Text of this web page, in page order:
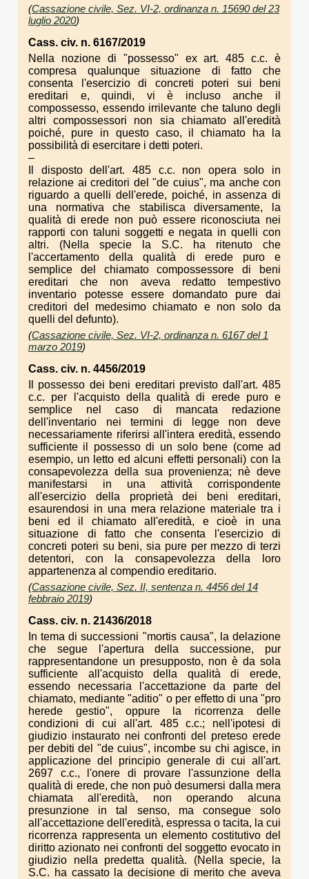
(Cassazione civile, Sez. VI-2, ordinanza n. 15690 del 23
luglio 2020)
Cass. civ. n. 6167/2019
Nella nozione di "possesso" ex art. 485 c.c. è
compresa qualunque situazione di fatto che
consenta l'esercizio di concreti poteri sui beni
ereditari e, quindi, vi è incluso anche il
compossesso, essendo irrilevante che taluno degli
altri compossessori non sia chiamato all'eredità
poiché, pure in questo caso, il chiamato ha la
possibilità di esercitare i detti poteri.
–
Il disposto dell'art. 485 c.c. non opera solo in
relazione ai creditori del "de cuius", ma anche con
riguardo a quelli dell'erede, poiché, in assenza di
una normativa che stabilisca diversamente, la
qualità di erede non può essere riconosciuta nei
rapporti con taluni soggetti e negata in quelli con
altri. (Nella specie la S.C. ha ritenuto che
l'accertamento della qualità di erede puro e
semplice del chiamato compossessore di beni
ereditari che non aveva redatto tempestivo
inventario potesse essere domandato pure dai
creditori del medesimo chiamato e non solo da
quelli del defunto).
(Cassazione civile, Sez. VI-2, ordinanza n. 6167 del 1
marzo 2019)
Cass. civ. n. 4456/2019
Il possesso dei beni ereditari previsto dall'art. 485
c.c. per l'acquisto della qualità di erede puro e
semplice nel caso di mancata redazione
dell'inventario nei termini di legge non deve
necessariamente riferirsi all'intera eredità, essendo
sufficiente il possesso di un solo bene (come ad
esempio, un letto ed alcuni effetti personali) con la
consapevolezza della sua provenienza; nè deve
manifestarsi in una attività corrispondente
all'esercizio della proprietà dei beni ereditari,
esaurendosi in una mera relazione materiale tra i
beni ed il chiamato all'eredità, e cioè in una
situazione di fatto che consenta l'esercizio di
concreti poteri su beni, sia pure per mezzo di terzi
detentori, con la consapevolezza della loro
appartenenza al compendio ereditario.
(Cassazione civile, Sez. II, sentenza n. 4456 del 14
febbraio 2019)
Cass. civ. n. 21436/2018
In tema di successioni "mortis causa", la delazione
che segue l'apertura della successione, pur
rappresentandone un presupposto, non è da sola
sufficiente all'acquisto della qualità di erede,
essendo necessaria l'accettazione da parte del
chiamato, mediante "aditio" o per effetto di una "pro
herede gestio", oppure la ricorrenza delle
condizioni di cui all'art. 485 c.c.; nell'ipotesi di
giudizio instaurato nei confronti del preteso erede
per debiti del "de cuius", incombe su chi agisce, in
applicazione del principio generale di cui all'art.
2697 c.c., l'onere di provare l'assunzione della
qualità di erede, che non può desumersi dalla mera
chiamata all'eredità, non operando alcuna
presunzione in tal senso, ma consegue solo
all'accettazione dell'eredità, espressa o tacita, la cui
ricorrenza rappresenta un elemento costitutivo del
diritto azionato nei confronti del soggetto evocato in
giudizio nella predetta qualità. (Nella specie, la
S.C. ha cassato la decisione di merito che aveva